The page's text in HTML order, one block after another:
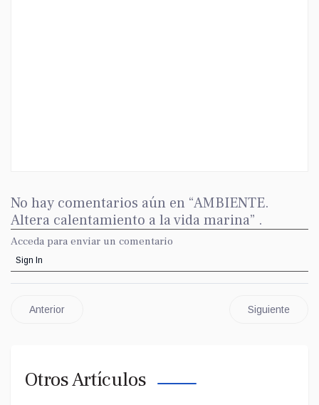
No hay comentarios aún en “AMBIENTE.
Altera calentamiento a la vida marina” .
Acceda para enviar un comentario
Sign In
Anterior Siguiente
Otros Artículos